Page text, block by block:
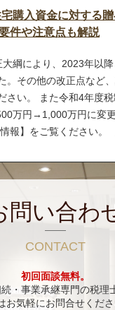
宅購入資金に対する
件や注意点も解説
綱により、2023年以
。その他の改正点など
さい。 また令和4年度
万円→1,000万円に変
報】をご覧ください。
問い合わ
CONTACT
初回面談無料。
・事業承継専門の税理
お気軽にお問合せくださ